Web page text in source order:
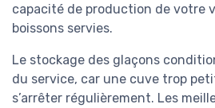
capacité de production de votre
boissons servies.
Le stockage des glaçons
du service, car une cuve trop
s’arrêter régulièrement. Les